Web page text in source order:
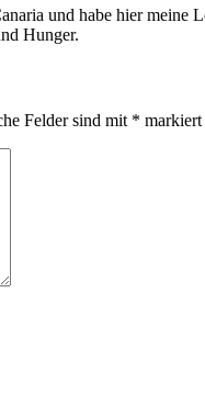
und habe hier meine
Hunger.
Felder sind mit * markiert